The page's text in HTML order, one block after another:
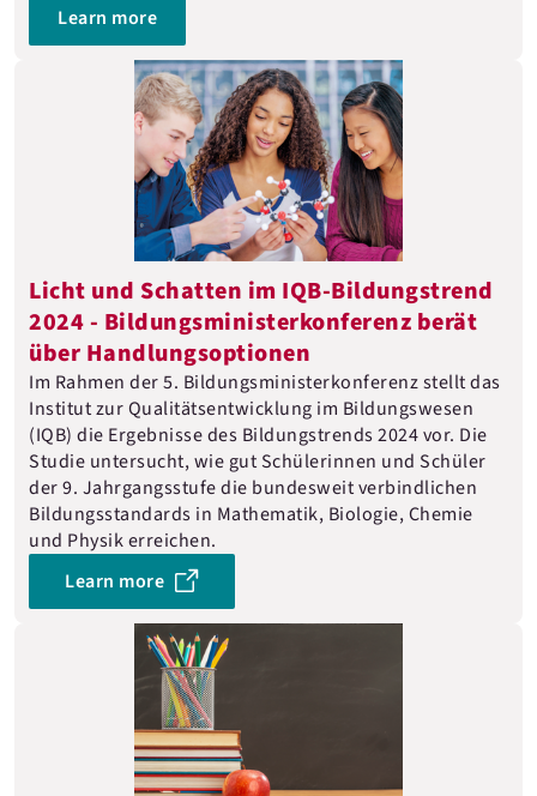
Learn more
Licht und Schatten im IQB-Bildungstrend
2024 - Bildungsministerkonferenz berät
über Handlungsoptionen
Im Rahmen der 5. Bildungsministerkonferenz stellt das
Institut zur Qualitätsentwicklung im Bildungswesen
(IQB) die Ergebnisse des Bildungstrends 2024 vor. Die
Studie untersucht, wie gut Schülerinnen und Schüler
der 9. Jahrgangsstufe die bundesweit verbindlichen
Bildungsstandards in Mathematik, Biologie, Chemie
und Physik erreichen.
Learn more